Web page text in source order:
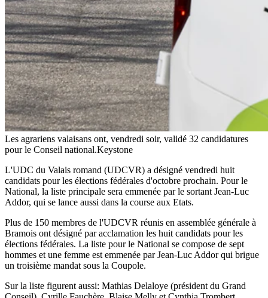
Les agrariens valaisans ont, vendredi soir, validé 32 candidatures
pour le Conseil national.Keystone
L'UDC du Valais romand (UDCVR) a désigné vendredi huit
candidats pour les élections fédérales d'octobre prochain. Pour le
National, la liste principale sera emmenée par le sortant Jean-Luc
Addor, qui se lance aussi dans la course aux Etats.
Plus de 150 membres de l'UDCVR réunis en assemblée générale à
Bramois ont désigné par acclamation les huit candidats pour les
élections fédérales. La liste pour le National se compose de sept
hommes et une femme est emmenée par Jean-Luc Addor qui brigue
un troisième mandat sous la Coupole.
Sur la liste figurent aussi: Mathias Delaloye (président du Grand